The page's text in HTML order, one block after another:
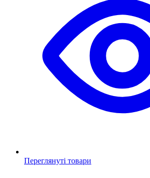
Переглянуті товари